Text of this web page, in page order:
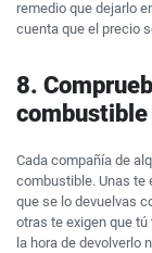
remedio que dejarlo
cuenta que el precio
8.
combustible
Cada compañía de
combustible. Unas te
que se lo devuelvas
otras te exigen que
la hora de devolverlo